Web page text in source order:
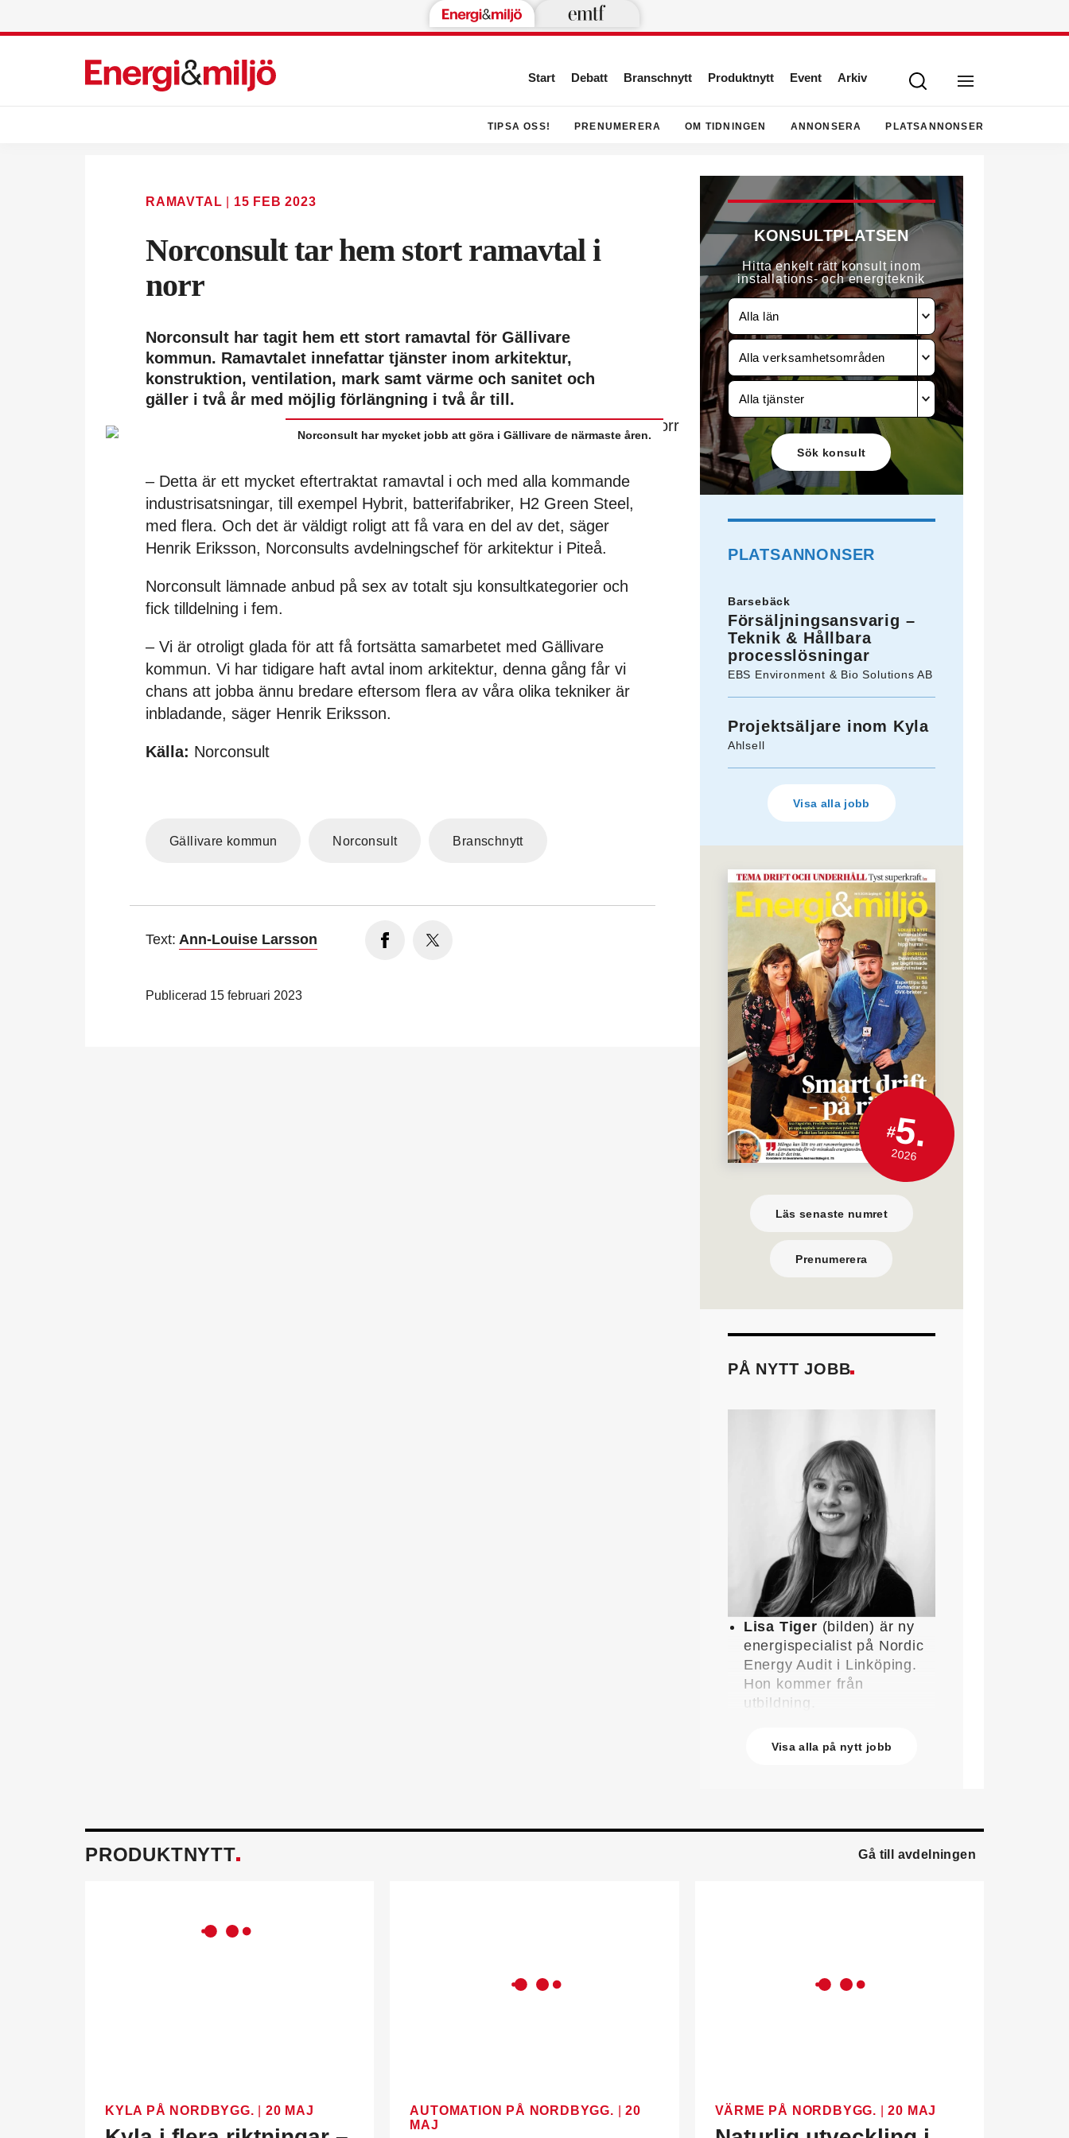
Start Debatt Branschnytt Produktnytt Event Arkiv
TIPSA OSS! PRENUMERERA OM TIDNINGEN ANNONSERA PLATSANNONSER
RAMAVTAL 15 FEB 2023
Norconsult tar hem stort ramavtal i
norr
Norconsult har tagit hem ett stort ramavtal för Gällivare
kommun. Ramavtalet innefattar tjänster inom arkitektur,
konstruktion, ventilation, mark samt värme och sanitet och
gäller i två år med möjlig förlängning i två år till.
Norconsult har mycket jobb att göra i Gällivare de närmaste åren.
– Detta är ett mycket eftertraktat ramavtal i och med alla kommande
industrisatsningar, till exempel Hybrit, batterifabriker, H2 Green Steel,
med flera. Och det är väldigt roligt att få vara en del av det, säger
Henrik Eriksson, Norconsults avdelningschef för arkitektur i Piteå.
Norconsult lämnade anbud på sex av totalt sju konsultkategorier och
fick tilldelning i fem.
– Vi är otroligt glada för att få fortsätta samarbetet med Gällivare
kommun. Vi har tidigare haft avtal inom arkitektur, denna gång får vi
chans att jobba ännu bredare eftersom flera av våra olika tekniker är
inbladande, säger Henrik Eriksson.
Källa: Norconsult
Gällivare kommun Norconsult Branschnytt
Text: Ann-Louise Larsson
Publicerad 15 februari 2023
KONSULTPLATSEN
Hitta enkelt rätt konsult inom
installations- och energiteknik
Alla län
Alla verksamhetsområden
Alla tjänster
PLATSANNONSER
Barsebäck
Försäljningsansvarig –
Teknik & Hållbara
processlösningar
EBS Environment & Bio Solutions AB
Projektsäljare inom Kyla
Ahlsell
Visa alla jobb
#5.
2026
Läs senaste numret
Prenumerera
PÅ NYTT JOBB
Lisa Tiger (bilden) är ny
energispecialist på Nordic
Energy Audit i Linköping.
Hon kommer från
utbildning.
affärschef för Service på
roll på Swegon.
Mathias Anderssonär ny
Oskar Lennerär ny
Daniel Ellisonär ny vd
Visa alla på nytt jobb
PRODUKTNYTT Gå till avdelningen
KYLA PÅ NORDBYGG. 20 MAJ AUTOMATION PÅ NORDBYGG.
20
MAJ
VÄRME PÅ NORDBYGG. 20 MAJ